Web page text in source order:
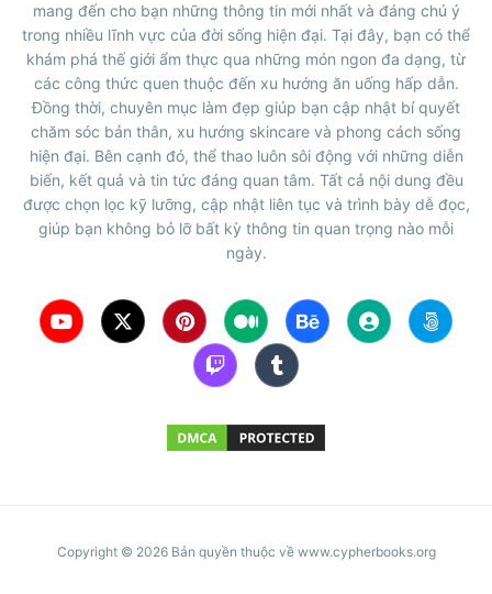
mang đến cho bạn những thông tin mới nhất và đáng chú ý
trong nhiều lĩnh vực của đời sống hiện đại. Tại đây, bạn có thể
khám phá thế giới ẩm thực qua những món ngon đa dạng, từ
các công thức quen thuộc đến xu hướng ăn uống hấp dẫn.
Đồng thời, chuyên mục làm đẹp giúp bạn cập nhật bí quyết
chăm sóc bản thân, xu hướng skincare và phong cách sống
hiện đại. Bên cạnh đó, thể thao luôn sôi động với những diễn
biến, kết quả và tin tức đáng quan tâm. Tất cả nội dung đều
được chọn lọc kỹ lưỡng, cập nhật liên tục và trình bày dễ đọc,
giúp bạn không bỏ lỡ bất kỳ thông tin quan trọng nào mỗi
ngày.
Copyright © 2026 Bản quyền thuộc về www.cypherbooks.org